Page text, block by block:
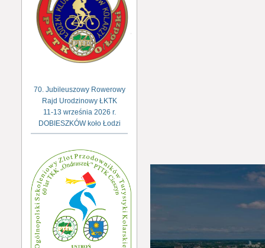
70. Jubileuszowy Rowerowy
Rajd Urodzinowy ŁKTK
11-13 września 2026 r.
DOBIESZKÓW koło Łodzi